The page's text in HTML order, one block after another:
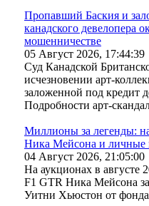
Пропавший Баския и
канадского девелопера
мошенничестве
05 Август 2026, 17:44:39
Суд Канадской
исчезновении арт-
заложенной под кредит
Подробности арт-
Миллионы за легенды:
Ника Мейсона и
04 Август 2026, 21:05:00
На аукционах в августе
F1 GTR Ника Мейсона
Уитни Хьюстон от